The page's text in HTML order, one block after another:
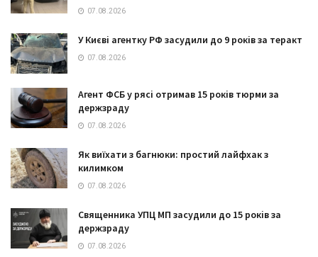
07.08.2026
У Києві агентку РФ засудили до 9 років за теракт
07.08.2026
Агент ФСБ у рясі отримав 15 років тюрми за
держзраду
07.08.2026
Як виїхати з багнюки: простий лайфхак з
килимком
07.08.2026
Священника УПЦ МП засудили до 15 років за
держзраду
07.08.2026